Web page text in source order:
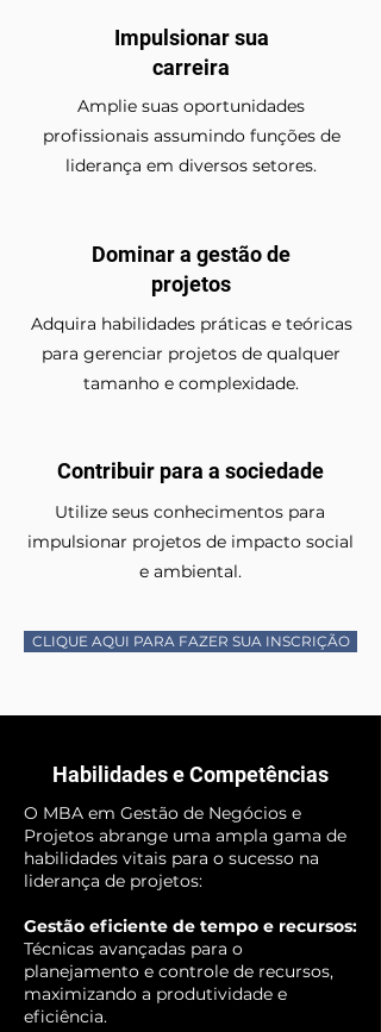
Impulsionar sua
carreira
Amplie suas oportunidades
profissionais assumindo funções de
liderança em diversos setores.
Dominar a gestão de
projetos
Adquira habilidades práticas e teóricas
para gerenciar projetos de qualquer
tamanho e complexidade.
Contribuir para a sociedade
Utilize seus conhecimentos para
impulsionar projetos de impacto social
e ambiental.
CLIQUE AQUI PARA FAZER SUA INSCRIÇÃO
Habilidades e Competências
O MBA em Gestão de Negócios e
Projetos abrange uma ampla gama de
habilidades vitais para o sucesso na
liderança de projetos:
Gestão eficiente de tempo e recursos:
Técnicas avançadas para o
planejamento e controle de recursos,
maximizando a produtividade e
eficiência.